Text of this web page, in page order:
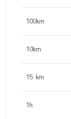
100km
10km
15 km
1h